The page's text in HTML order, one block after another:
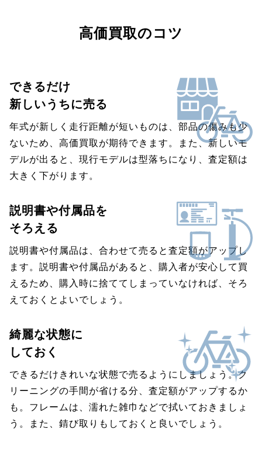
高価買取のコツ
できるだけ
新しいうちに売る
年式が新しく走行距離が短いものは、部品の傷みも少
ないため、高価買取が期待できます。また、新しいモ
デルが出ると、現行モデルは型落ちになり、査定額は
大きく下がります。
説明書や付属品を
そろえる
説明書や付属品は、合わせて売ると査定額がアップし
ます。説明書や付属品があると、購入者が安心して買
えるため、購入時に捨ててしまっていなければ、そろ
えておくとよいでしょう。
綺麗な状態に
しておく
できるだけきれいな状態で売るようにしましょう。ク
リーニングの手間が省ける分、査定額がアップするか
も。フレームは、濡れた雑巾などで拭いておきましょ
う。また、錆び取りもしておくと良いでしょう。